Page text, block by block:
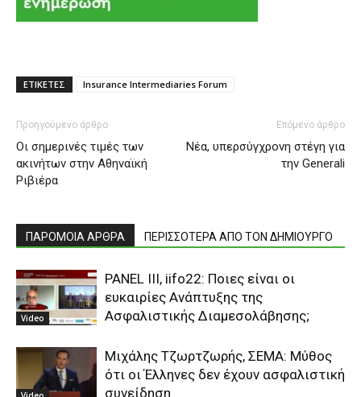
ΕΤΙΚΕΤΕΣ Insurance Intermediaries Forum
Προηγούμενο άρθρο
Οι σημερινές τιμές των
ακινήτων στην Αθηναϊκή
Ριβιέρα
Επόμενο άρθρο
Νέα, υπερσύγχρονη στέγη για
την Generali
ΠΑΡΟΜΟΙΑ ΑΡΘΡΑ ΠΕΡΙΣΣΟΤΕΡΑ ΑΠΟ ΤΟΝ ΔΗΜΙΟΥΡΓΟ
Video
PANEL III, iifo22: Ποιες είναι οι
ευκαιρίες Ανάπτυξης της
Ασφαλιστικής Διαμεσολάβησης;
Μιχάλης Τζωρτζωρής, ΣΕΜΑ: Μύθος
ότι οι Έλληνες δεν έχουν ασφαλιστική
συνείδηση